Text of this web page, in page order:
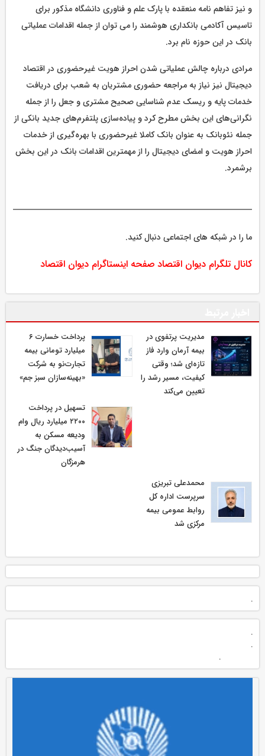
و نیز تفاهم نامه منعقده با پارک علم و فناوری دانشگاه مذکور برای
تاسیس آکادمی بانکداری هوشمند را می توان از جمله اقدامات عملیاتی
بانک در این حوزه نام برد.
مرادی درباره چالش عملیاتی شدن احراز هویت غیرحضوری در اقتصاد
دیجیتال نیز نیاز به مراجعه حضوری مشتریان به شعب برای دریافت
خدمات پایه و ریسک عدم شناسایی صحیح مشتری و جعل را از جمله
نگرانی‌های این بخش مطرح کرد و پیاده‌سازی پلتفرم‌های جدید بانکی از
جمله نئوبانک به عنوان بانک کاملا غیرحضوری با بهره‌گیری از خدمات
احراز هویت و امضای دیجیتال را از مهمترین اقدامات بانک در این بخش
برشمرد.
ما را در شبکه های اجتماعی دنبال کنید.
کانال تلگرام دیوان اقتصاد صفحه اینستاگرام دیوان اقتصاد
مدیریت پرتفوی در
بیمه آرمان وارد فاز
تازه‌ای شد؛ وقتی
کیفیت، مسیر رشد را
تعیین می‌کند
پرداخت خسارت ۶
میلیارد تومانی بیمه
تجارت‌نو به شرکت
«بهینه‌سازان سبز جم»
تسهیل در پرداخت
۲۲۰۰ میلیارد ریال وام
ودیعه مسکن به
آسیب‌دیدگان جنگ در
هرمزگان
محمدعلی تبریزی
سرپرست اداره كل
روابط عمومی بیمه
مركزی شد
.
.
.
.